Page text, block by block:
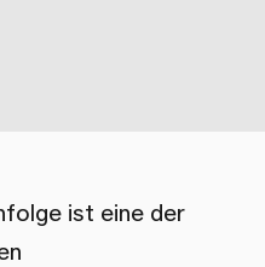
ist eine der